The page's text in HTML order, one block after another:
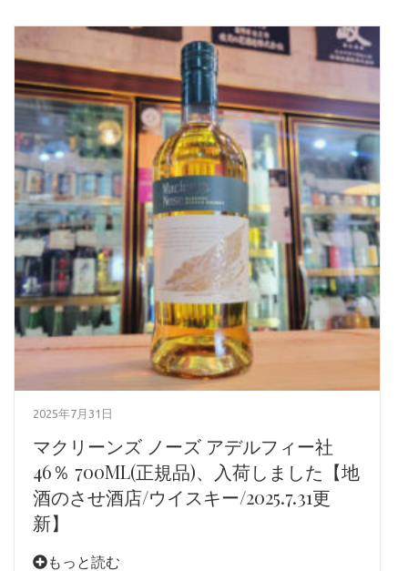
2025年7月31日
マクリーンズ ノーズ アデルフィー社
46％ 700ML(正規品)、入荷しました【地
酒のさせ酒店/ウイスキー/2025.7.31更
新】
もっと読む